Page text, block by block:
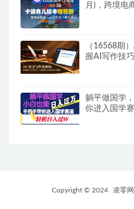
月)，跨境电
（16568期
握AI写作技
躺平做国学
你进入国学
Copyright © 2024 凌零网